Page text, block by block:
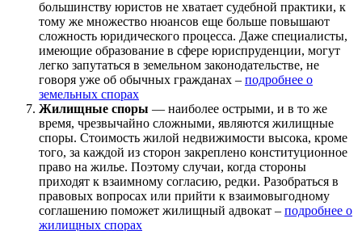
большинству юристов не хватает судебной практики, к
тому же множество нюансов еще больше повышают
сложность юридического процесса. Даже специалисты,
имеющие образование в сфере юриспруденции, могут
легко запутаться в земельном законодательстве, не
говоря уже об обычных гражданах – подробнее о
земельных спорах
Жилищные споры — наиболее острыми, и в то же
время, чрезвычайно сложными, являются жилищные
споры. Стоимость жилой недвижимости высока, кроме
того, за каждой из сторон закреплено конституционное
право на жилье. Поэтому случаи, когда стороны
приходят к взаимному согласию, редки. Разобраться в
правовых вопросах или прийти к взаимовыгодному
соглашению поможет жилищный адвокат – подробнее о
жилищных спорах